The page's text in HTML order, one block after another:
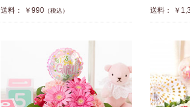
送料： ￥990 （税込） 送料： ￥